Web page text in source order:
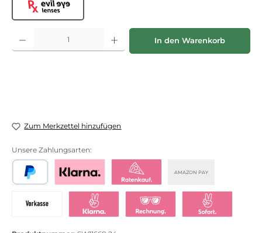
Evil Eye lenses
Produkt Anzahl: Gib den gewünschten Wert ein oder benutze die
In den Warenkorb
Zum Merkzettel hinzufügen
Unsere Zahlungsarten:
AMAZON PAY
Bezahlen mit KlarnaKlarna Ratenkauf